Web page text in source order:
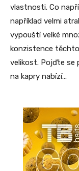
vlastnosti. Co
například velmi
vypouští velké
konzistence
velikost. Pojďte se
na kapry nabízí…